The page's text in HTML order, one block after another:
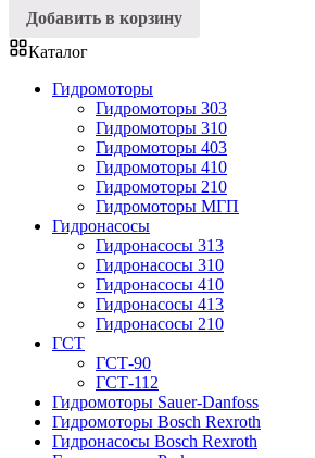
Добавить в корзину
Каталог
Гидромоторы
Гидромоторы 303
Гидромоторы 310
Гидромоторы 403
Гидромоторы 410
Гидромоторы 210
Гидромоторы МГП
Гидронасосы
Гидронасосы 313
Гидронасосы 310
Гидронасосы 410
Гидронасосы 413
Гидронасосы 210
ГСТ
ГСТ-90
ГСТ-112
Гидромоторы Sauer-Danfoss
Гидромоторы Bosch Rexroth
Гидронасосы Bosch Rexroth